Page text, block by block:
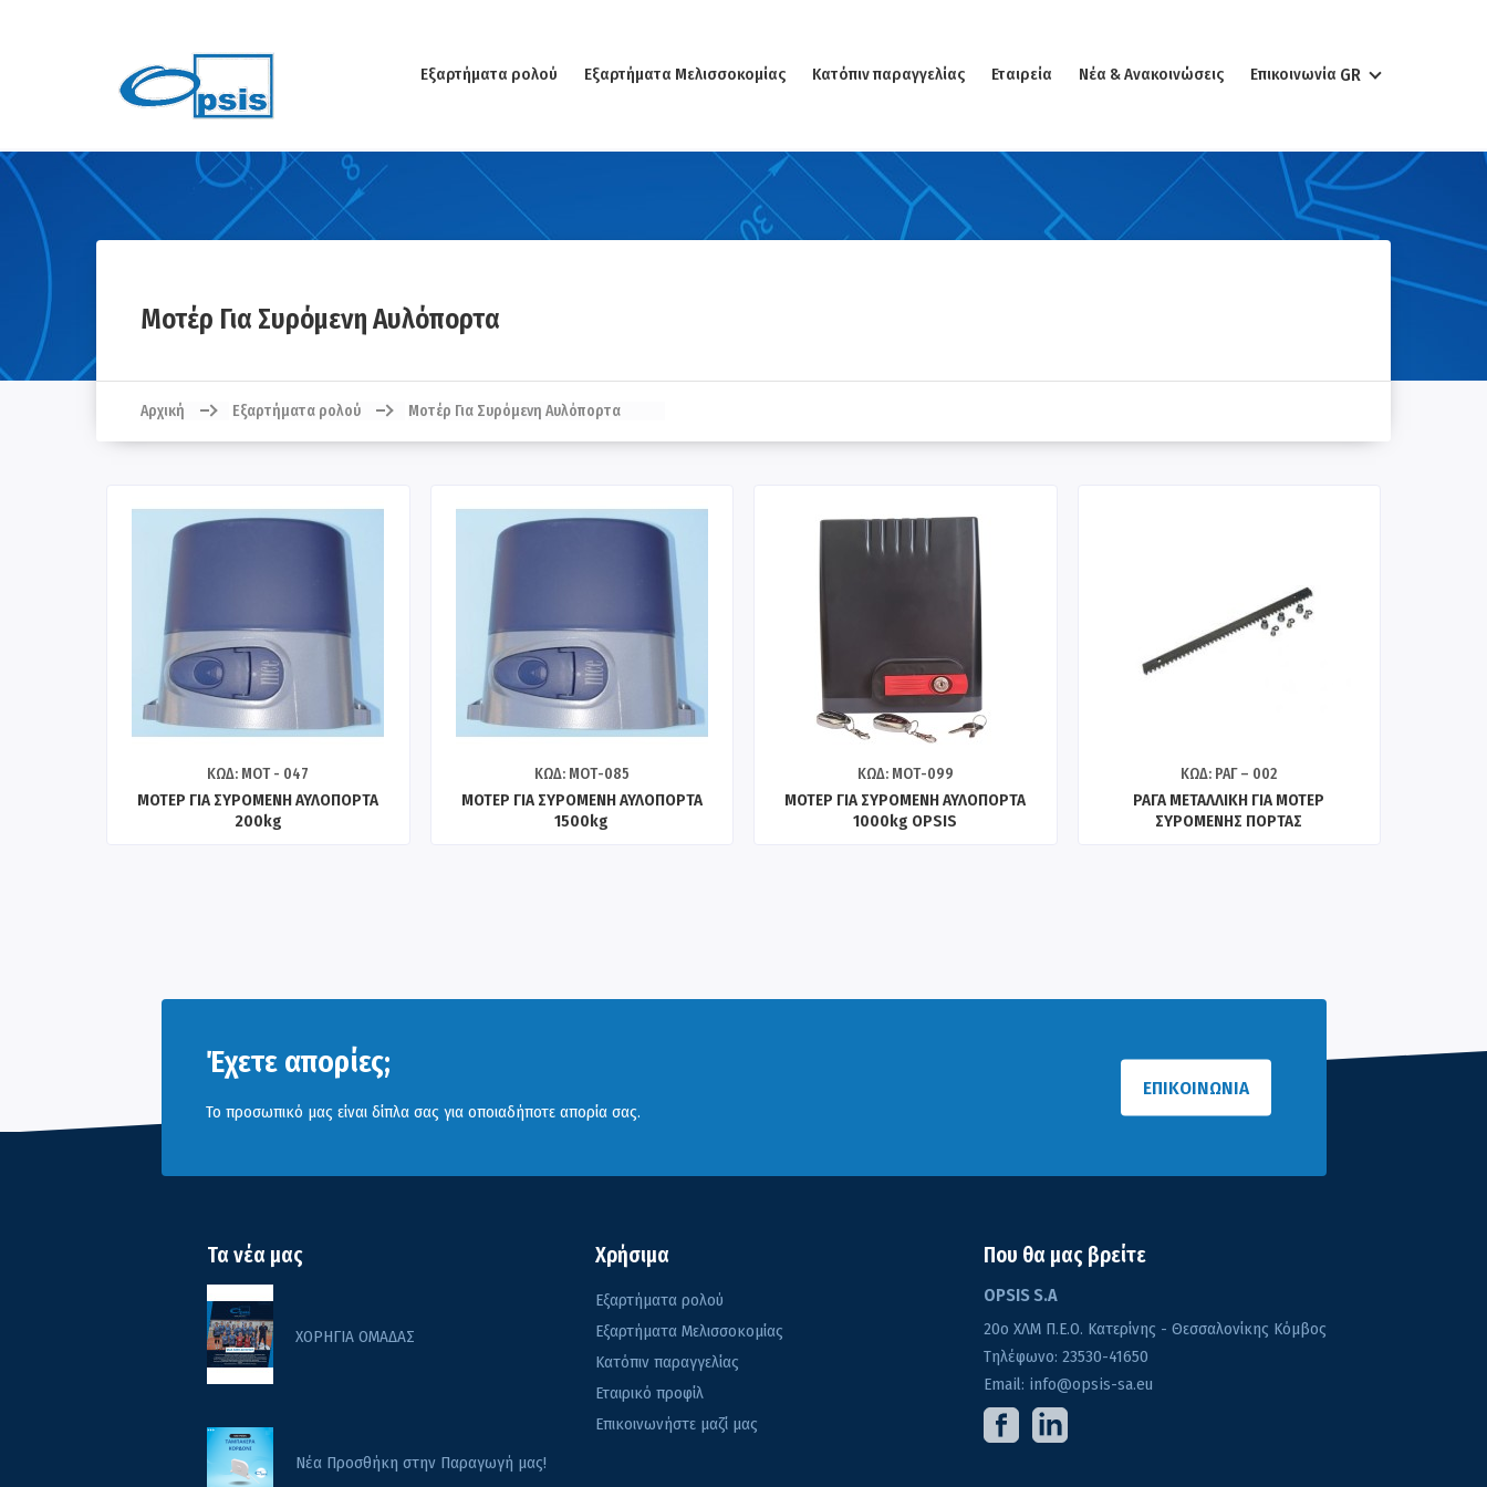
Εξαρτήματα ρολού Εξαρτήματα Μελισσοκομίας Κατόπιν παραγγελίας Εταιρεία Νέα & Ανακοινώσεις Επικοινωνία GR
Μοτέρ Για Συρόμενη Αυλόπορτα
Αρχική Εξαρτήματα ρολού Μοτέρ Για Συρόμενη Αυλόπορτα
ΚΩΔ: ΜΟΤ - 047
ΜΟΤΕΡ ΓΙΑ ΣΥΡΟΜΕΝΗ ΑΥΛΟΠΟΡΤΑ
200kg
ΚΩΔ: ΜΟΤ-085
ΜΟΤΕΡ ΓΙΑ ΣΥΡΟΜΕΝΗ ΑΥΛΟΠΟΡΤΑ
1500kg
ΚΩΔ: ΜΟΤ-099
ΜΟΤΕΡ ΓΙΑ ΣΥΡΟΜΕΝΗ ΑΥΛΟΠΟΡΤΑ
1000kg OPSIS
ΚΩΔ: ΡΑΓ – 002
ΡΑΓΑ ΜΕΤΑΛΛΙΚΗ ΓΙΑ ΜΟΤΕΡ
ΣΥΡΟΜΕΝΗΣ ΠΟΡΤΑΣ
Έχετε απορίες;
Το προσωπικό μας είναι δίπλα σας για οποιαδήποτε απορία σας.
ΕΠΙΚΟΙΝΩΝΙΑ
Τα νέα μας
ΧΟΡΗΓΙΑ ΟΜΑΔΑΣ
Νέα Προσθήκη στην Παραγωγή μας!
Χρήσιμα
Εξαρτήματα ρολού
Εξαρτήματα Μελισσοκομίας
Κατόπιν παραγγελίας
Εταιρικό προφίλ
Επικοινωνήστε μαζί μας
Που θα μας βρείτε
OPSIS S.A
20o ΧΛΜ Π.Ε.Ο. Κατερίνης - Θεσσαλονίκης Κόμβος
Τηλέφωνο: 23530-41650
Email: info@opsis-sa.eu